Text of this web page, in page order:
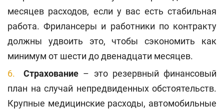
месяцев расходов, если у вас есть стабильная
работа. Фрилансеры и работники по контракту
должны удвоить это, чтобы сэкономить как
минимум от шести до двенадцати месяцев.
Страхование – это резервный финансовый
план на случай непредвиденных обстоятельств.
Крупные медицинские расходы, автомобильные